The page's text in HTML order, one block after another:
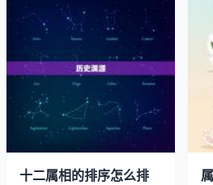
良沟通和合作，才能更好地完成工
三、属兔人的财运运势
在2023年，属兔人的财运运势有所
慎和理性地管理自己的财务。他们
规划，合理分配自己的资金，避免
兔人也需要更加注重自己的职业发
和知识水平，增加自己的收入来源
十二属相的排序怎么排